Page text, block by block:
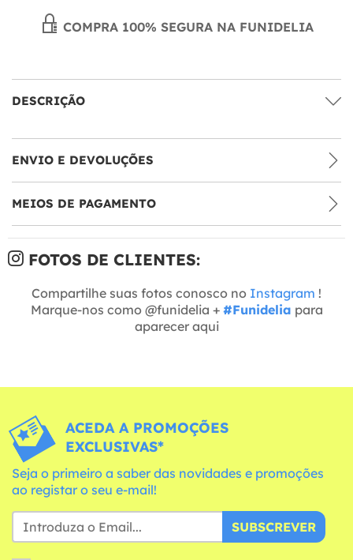
COMPRA 100% SEGURA NA FUNIDELIA
DESCRIÇÃO
ENVIO E DEVOLUÇÕES
MEIOS DE PAGAMENTO
FOTOS DE CLIENTES:
Compartilhe suas fotos conosco no Instagram !
Marque-nos como @funidelia + #Funidelia para
aparecer aqui
ACEDA A PROMOÇÕES
EXCLUSIVAS*
Seja o primeiro a saber das novidades e promoções
ao registar o seu e-mail!
SUBSCREVER